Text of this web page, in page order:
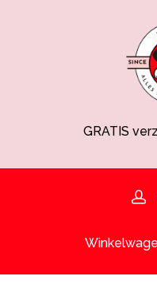
GRATIS
GRATIS